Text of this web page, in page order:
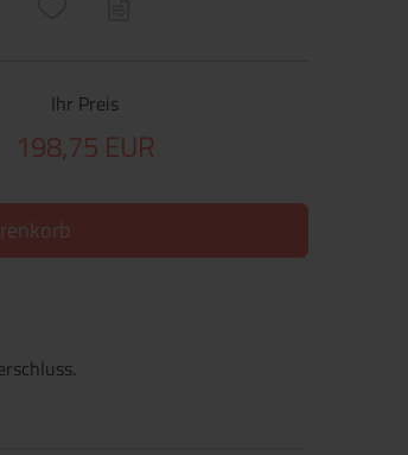
Ihr Preis
198,75 EUR